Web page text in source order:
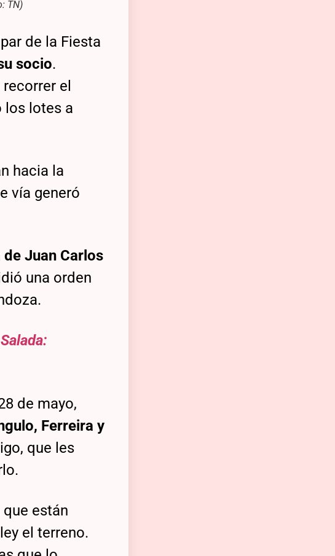
TN)
de la Fiesta
socio.
el
los lotes a
hacia la
vía generó
Juan Carlos
una orden
de mayo,
Ferreira y
que les
están
el terreno.